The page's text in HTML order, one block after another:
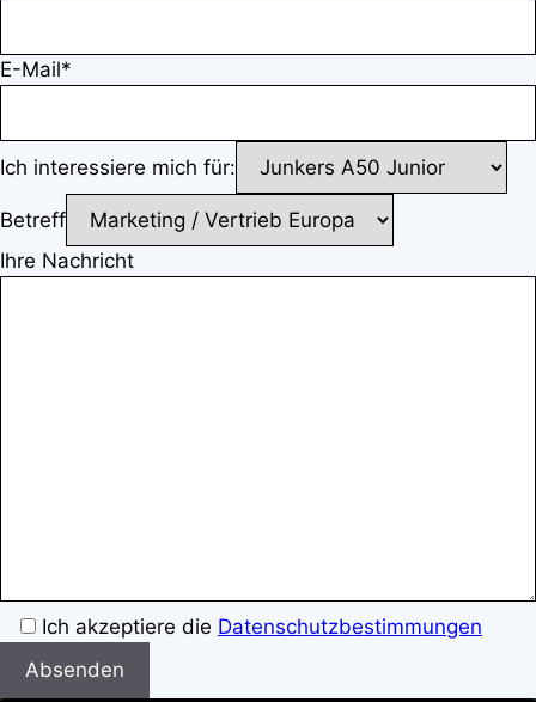
E-Mail*
Ich interessiere mich für:
Betreff
Ihre Nachricht
Bitte
lassen
Ich akzeptiere die Datenschutzbestimmungen